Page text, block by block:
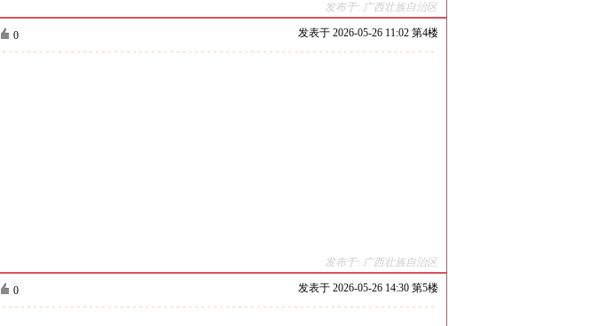
发布于: 广西壮族自治区
0 发表于 2026-05-26 11:02 第4楼
发布于: 广西壮族自治区
0 发表于 2026-05-26 14:30 第5楼